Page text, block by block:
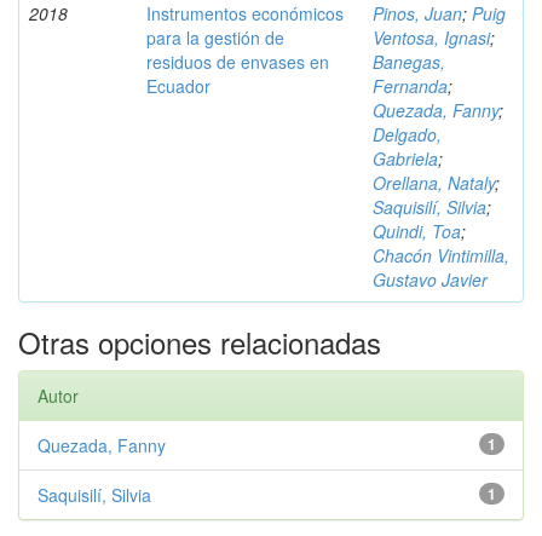
2018
Instrumentos económicos
para la gestión de
residuos de envases en
Ecuador
Pinos, Juan; Puig
Ventosa, Ignasi;
Banegas,
Fernanda;
Quezada, Fanny;
Delgado,
Gabriela;
Orellana, Nataly;
Saquisilí, Silvia;
Quindi, Toa;
Chacón Vintimilla,
Gustavo Javier
Otras opciones relacionadas
Autor
1
Quezada, Fanny
1
Saquisilí, Silvia